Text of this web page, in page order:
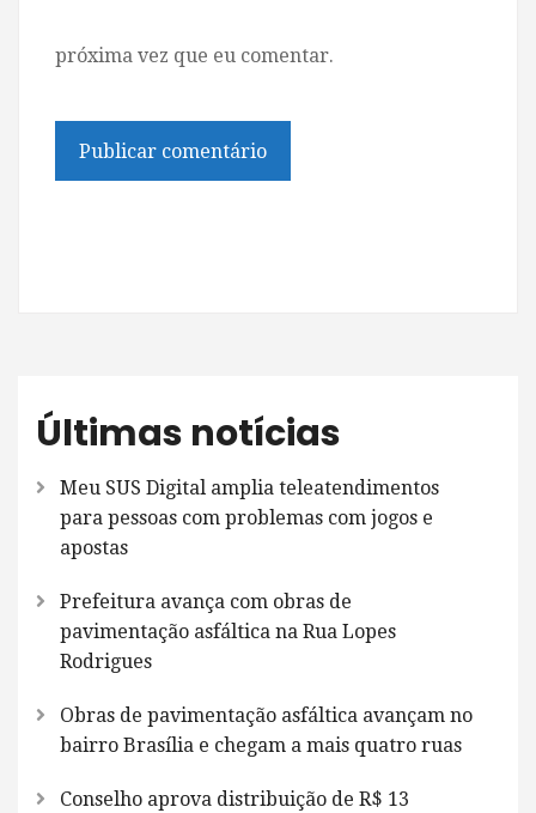
próxima vez que eu comentar.
Últimas notícias
Meu SUS Digital amplia teleatendimentos
para pessoas com problemas com jogos e
apostas
Prefeitura avança com obras de
pavimentação asfáltica na Rua Lopes
Rodrigues
Obras de pavimentação asfáltica avançam no
bairro Brasília e chegam a mais quatro ruas
Conselho aprova distribuição de R$ 13